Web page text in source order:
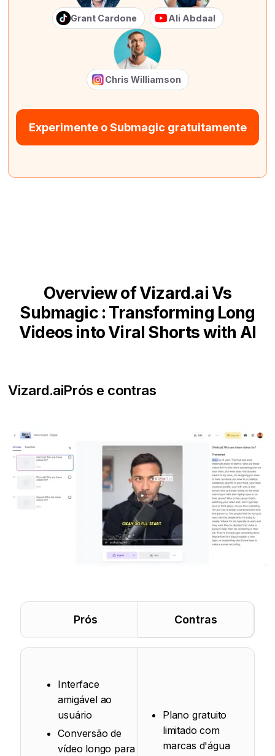
Grant Cardone Ali Abdaal
Chris Williamson
Experimente o Submagic gratuitamente
Overview of Vizard.ai Vs
Submagic : Transforming Long
Videos into Viral Shorts with AI
Vizard.aiPrós e contras
Prós Contras
Interface
amigável ao
usuário
Conversão de
vídeo longo para
Plano gratuito
limitado com
marcas d'água